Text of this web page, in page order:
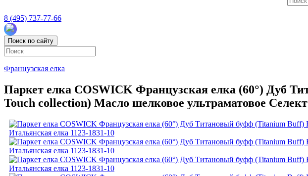
8 (495) 737-77-66
Поиск по сайту
Французская елка
Паркет елка COSWICK Французская елка (60°) Дуб
Touch collection) Масло шелковое ультраматовое